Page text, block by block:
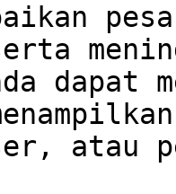
dapat
atau